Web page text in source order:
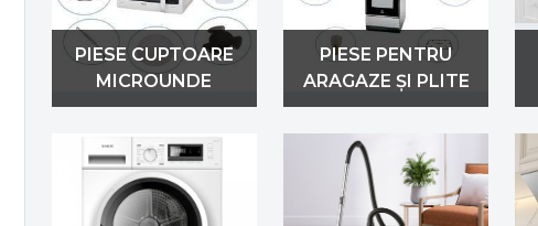
PIESE CUPTOARE
MICROUNDE
PIESE PENTRU
ARAGAZE ȘI PLITE